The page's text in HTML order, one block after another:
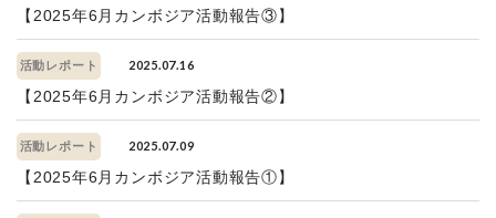
【2025年6月カンボジア活動報告③】
活動レポート 2025.07.16
【2025年6月カンボジア活動報告②】
活動レポート 2025.07.09
【2025年6月カンボジア活動報告①】